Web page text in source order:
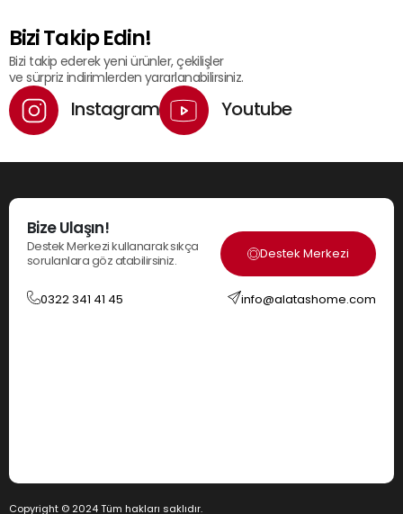
Bizi Takip Edin!
Bizi takip ederek yeni ürünler, çekilişler
ve sürpriz indirimlerden yararlanabilirsiniz.
Instagram Youtube
Bize Ulaşın!
Destek Merkezi kullanarak sıkça
sorulanlara göz atabilirsiniz.
Destek Merkezi
0322 341 41 45 info@alatashome.com
Copyright © 2024 Tüm hakları saklıdır.